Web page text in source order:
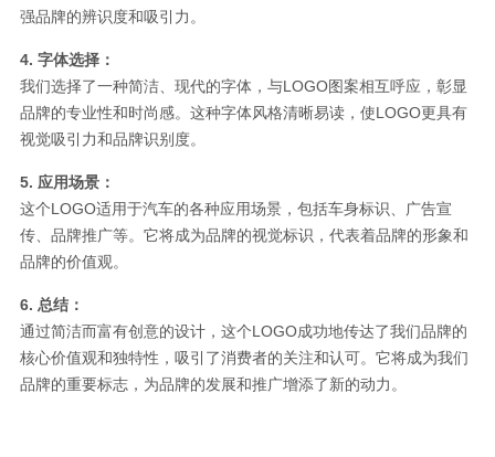
强品牌的辨识度和吸引力。
4. 字体选择：
我们选择了一种简洁、现代的字体，与LOGO图案相互呼应，彰显
品牌的专业性和时尚感。这种字体风格清晰易读，使LOGO更具有
视觉吸引力和品牌识别度。
5. 应用场景：
这个LOGO适用于汽车的各种应用场景，包括车身标识、广告宣
传、品牌推广等。它将成为品牌的视觉标识，代表着品牌的形象和
品牌的价值观。
6. 总结：
通过简洁而富有创意的设计，这个LOGO成功地传达了我们品牌的
核心价值观和独特性，吸引了消费者的关注和认可。它将成为我们
品牌的重要标志，为品牌的发展和推广增添了新的动力。